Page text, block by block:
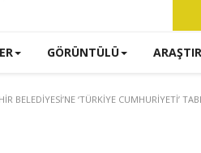
GÖRÜNTÜLÜ
BELEDİYESİ’NE ‘TÜRKİYE CUMHURİYETİ’